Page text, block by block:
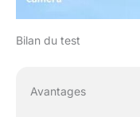
Bilan du test
Avantages